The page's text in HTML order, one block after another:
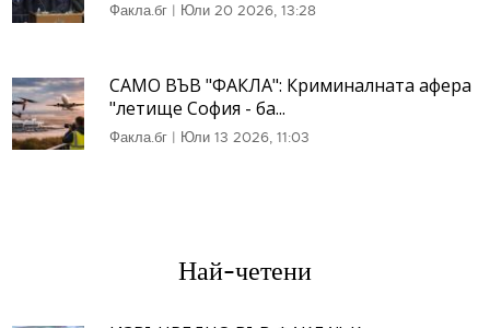
Факла.бг | Юли 20 2026, 13:28
САМО ВЪВ "ФАКЛА": Криминалната афера
"летище София - ба...
Факла.бг | Юли 13 2026, 11:03
Най-четени